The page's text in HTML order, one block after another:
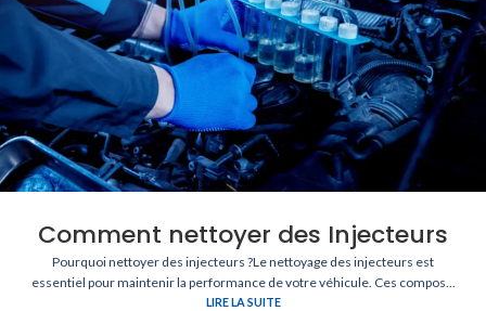
Comment nettoyer des Injecteurs
Pourquoi nettoyer des injecteurs ?Le nettoyage des injecteurs est
essentiel pour maintenir la performance de votre véhicule. Ces compos...
LIRE LA SUITE